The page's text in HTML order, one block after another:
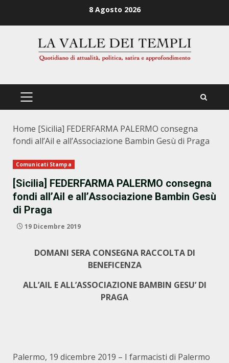
8 Agosto 2026
PRIMÄRES
Home [Sicilia] FEDERFARMA PALERMO consegna
fondi all’Ail e all’Associazione Bambin Gesù di Praga
Comunicati Stampa
[Sicilia] FEDERFARMA PALERMO consegna
fondi all’Ail e all’Associazione Bambin Gesù
di Praga
19 Dicembre 2019
DOMANI SERA CONSEGNA RACCOLTA DI
BENEFICENZA
ALL’AIL E ALL’ASSOCIAZIONE BAMBIN GESU’ DI
PRAGA
Palermo, 19 dicembre 2019 – I farmacisti di Palermo